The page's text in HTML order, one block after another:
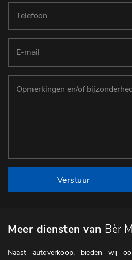
Verstuur
Meer diensten van Bèr
Naast autoverkoop, bieden wij